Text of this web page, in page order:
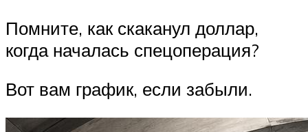
Помните, как скаканул доллар,
когда началась спецоперация?
Вот вам график, если забыли.